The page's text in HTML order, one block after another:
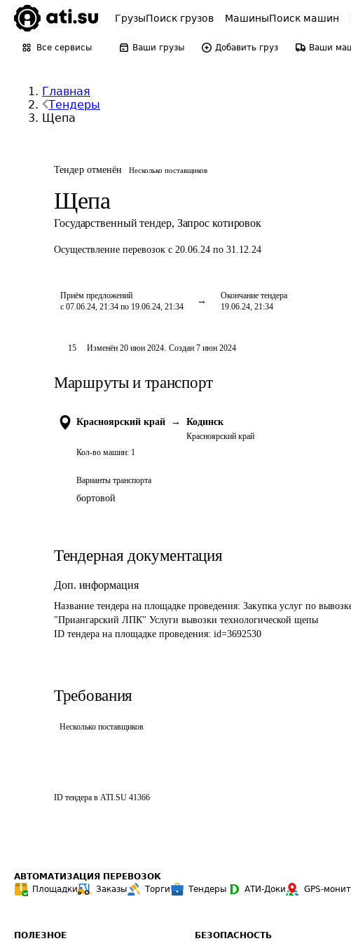
ГрузыПоиск грузов МашиныПоиск машин
Все сервисы Ваши грузы Добавить груз Ваши
Главная
Тендеры
Щепа
Тендер отменён Несколько поставщиков
Щепа
Государственный тендер, Запрос котировок
Осуществление перевозок с 20.06.24 по 31.12.24
Приём предложений
с 07.06.24, 21:34 по 19.06.24, 21:34
Окончание тендера
19.06.24, 21:34
15 Изменён20 июн 2024. Создан 7 июн 2024
Маршруты и транспорт
Красноярский край → Кодинск
Красноярский край
Кол-во машин: 1
Варианты транспорта
бортовой
Тендерная документация
Доп. информация
Название тендера на площадке проведения: Закупка услуг по
"Приангарский ЛПК" Услуги вывозки технологической щепы
ID тендера на площадке проведения: id=3692530
Требования
Несколько поставщиков
ID тендера в ATI.SU 41366
АВТОМАТИЗАЦИЯ ПЕРЕВОЗОК
Площадки
Заказы Торги Тендеры АТИ-Доки GPS-
ПОЛЕЗНОЕ БЕЗОПАСНОСТЬ